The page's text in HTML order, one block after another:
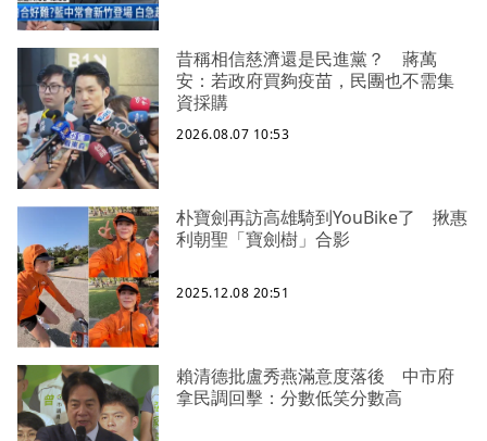
昔稱相信慈濟還是民進黨？ 蔣萬
安：若政府買夠疫苗，民團也不需集
資採購
2026.08.07 10:53
朴寶劍再訪高雄騎到YouBike了 揪惠
利朝聖「寶劍樹」合影
2025.12.08 20:51
賴清德批盧秀燕滿意度落後 中市府
拿民調回擊：分數低笑分數高